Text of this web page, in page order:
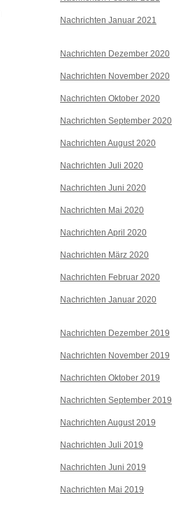
Nachrichten Januar 2021
Nachrichten Dezember 2020
Nachrichten November 2020
Nachrichten Oktober 2020
Nachrichten September 2020
Nachrichten August 2020
Nachrichten Juli 2020
Nachrichten Juni 2020
Nachrichten Mai 2020
Nachrichten April 2020
Nachrichten März 2020
Nachrichten Februar 2020
Nachrichten Januar 2020
Nachrichten Dezember 2019
Nachrichten November 2019
Nachrichten Oktober 2019
Nachrichten September 2019
Nachrichten August 2019
Nachrichten Juli 2019
Nachrichten Juni 2019
Nachrichten Mai 2019